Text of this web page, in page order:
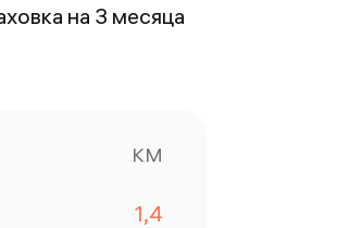
на 3 месяца
КМ
1,4